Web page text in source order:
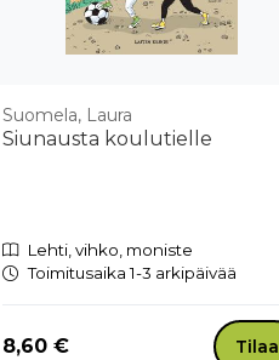
Suomela, Laura
Siunausta koulutielle
Lehti, vihko, moniste
Toimitusaika 1-3 arkipäivää
Hinta nyt
8,60 € Tilaa